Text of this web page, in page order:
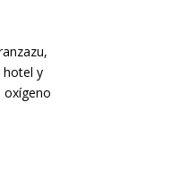
hotel y
oxígeno